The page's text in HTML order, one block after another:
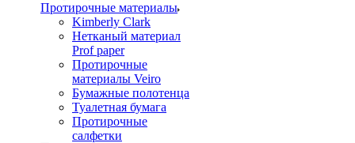
Протирочные материалы
Kimberly Clark
Нетканый материал
Prof paper
Протирочные
материалы Veiro
Бумажные полотенца
Туалетная бумага
Протирочные
салфетки